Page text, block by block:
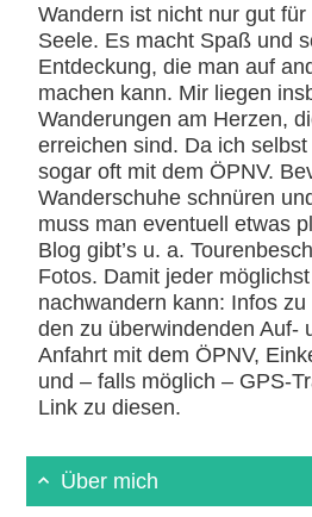
Wandern ist nicht nur gut
Seele. Es macht Spaß und
Entdeckung, die man auf
machen kann. Mir liegen
Wanderungen am Herzen,
erreichen sind. Da ich
sogar oft mit dem ÖPNV.
Wanderschuhe schnüren
muss man eventuell etwas
Blog gibt’s u. a.
Fotos. Damit jeder
nachwandern kann: Infos
den zu überwindenden Auf-
Anfahrt mit dem ÖPNV,
und – falls möglich – GPS-
Link zu diesen.
Über mich